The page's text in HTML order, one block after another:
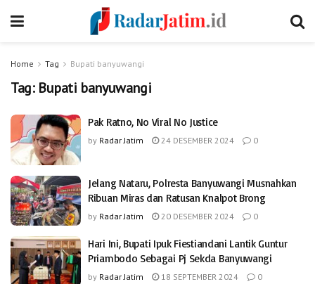
Home Tag Bupati banyuwangi
Tag: Bupati banyuwangi
Pak Ratno, No Viral No Justice
by Radar Jatim 24 DESEMBER 2024 0
Jelang Nataru, Polresta Banyuwangi Musnahkan
Ribuan Miras dan Ratusan Knalpot Brong
by Radar Jatim 20 DESEMBER 2024 0
Hari Ini, Bupati Ipuk Fiestiandani Lantik Guntur
Priambodo Sebagai Pj Sekda Banyuwangi
by Radar Jatim 18 SEPTEMBER 2024 0